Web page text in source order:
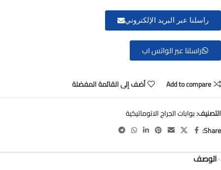
راسلنا عبر البريد الإلكتروني
راسلنا عبر الواتس اب
Add to compare أضف إلى القائمة المفضلة
التصنيف:بوابات الجراج الاتوماتيكية
Share:
الوصف